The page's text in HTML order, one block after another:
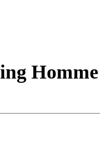
Homme